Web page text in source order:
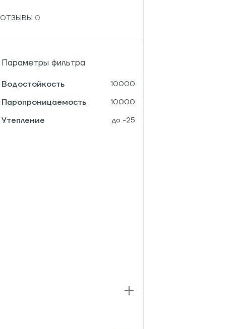
ОТЗЫВЫ
Параметры фильтра
Водостойкость 10000
Паропроницаемость 10000
Утепление до -25